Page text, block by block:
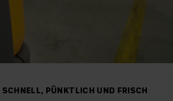
PÜNKTLICH UND FRISCH